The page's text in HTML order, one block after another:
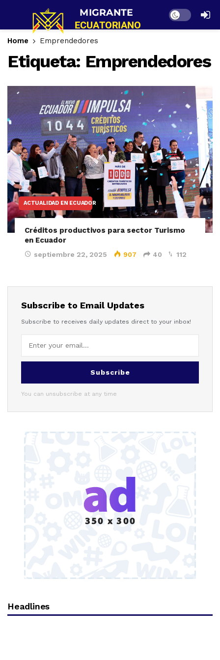
Dark mode
Home Emprendedores
Etiqueta: Emprendedores
ACTUALIDAD EN ECUADOR
Créditos productivos para sector Turismo
en Ecuador
septiembre 22, 2025 907 40 112
Subscribe to Email Updates
Subscribe to receives daily updates direct to your inbox!
Subscribe
You can unsubscribe at any time
Headlines